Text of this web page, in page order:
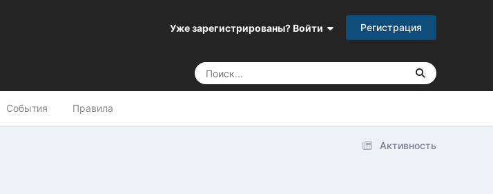
Уже зарегистрированы? Войти Регистрация
События Правила
Активность